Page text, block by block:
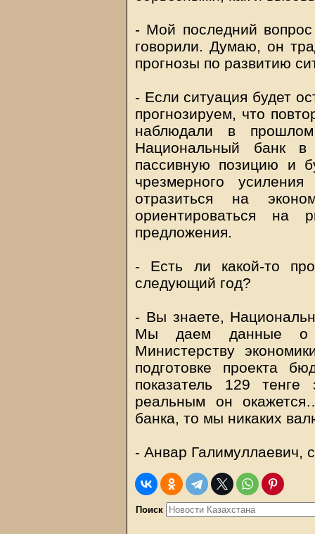
- Мой последний
говорили. Думаю, он
прогнозы по развитию
- Если ситуация будет
прогнозируем, что
наблюдали в прошлом
Национальный банк
пассивную позицию и
чрезмерного
отразиться на
ориентироваться на
предложения.
- Есть ли какой-то
следующий год?
- Вы знаете,
Мы даем данные о
Министерству
подготовке проекта
показатель 129
реальным он
банка, то мы никаких
- Анвар Галимуллаевич,
Поиск